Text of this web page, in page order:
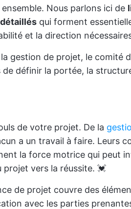
Nous parlons ici de
qui forment
et la direction
gestion de projet, le comité
définir la portée, la
de votre projet. De la
a un travail à faire. Leurs
la force motrice qui peut
vers la réussite. 💓
de projet couvre des
avec les parties